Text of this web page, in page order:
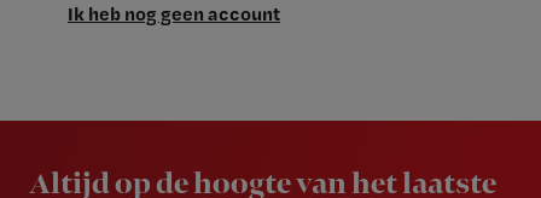
Ik heb nog geen account
Altijd op de hoogte van het laatste